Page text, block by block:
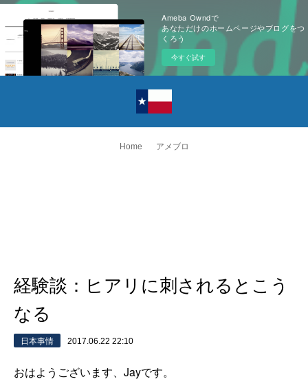
Ameba Owndで
あなただけのホームページやブログをつ
くろう
今すぐ試す
Home アメブロ
経験談：ヒアリに刺されるとこう
なる
日本事情 2017.06.22 22:10
おはようございます、Jayです。